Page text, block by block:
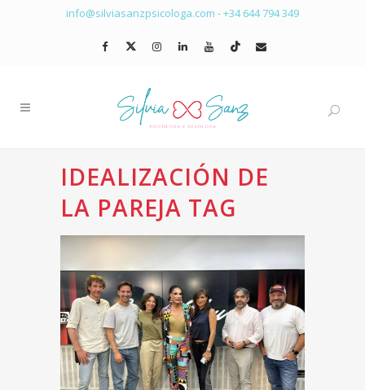
info@silviasanzpsicologa.com -+34 644 794 349
IDEALIZACIÓN DE
LA PAREJA TAG